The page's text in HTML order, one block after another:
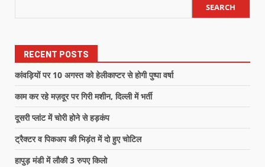
SEARCH
RECENT POSTS
कांवड़ियों पर 10 अगस्त को हेलीकाप्टर से होगी पुष्पा वर्षा
काम कर रहे मज़दूर पर गिरी मशीन, दिल्ली में भर्ती
दूसरी प्लांट में चोरी होने से हड़कंप
ट्रैक्टर व पिकअप की भिड़ंत में दो हुए चोटिल
हापुड़ मंडी में लौकी 3 रुपए किलो